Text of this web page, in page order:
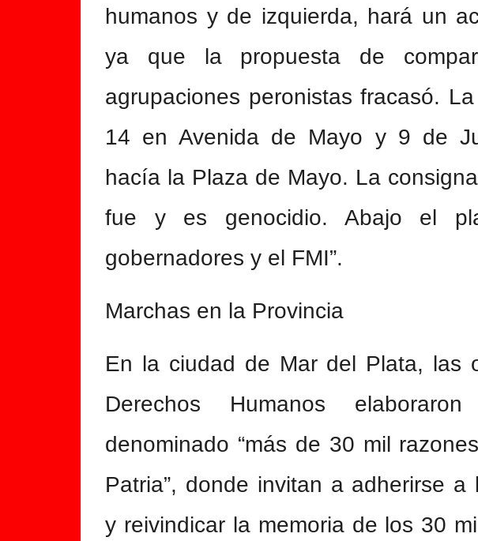
humanos y de izquierda, hará un
ya que la propuesta de
agrupaciones peronistas fracasó.
14 en Avenida de Mayo y 9 de
hacía la Plaza de Mayo. La
fue y es genocidio. Abajo el
gobernadores y el FMI”.
Marchas en la Provincia
En la ciudad de Mar del Plata, las
Derechos Humanos
denominado “más de 30 mil
Patria”, donde invitan a adherirse a
y reivindicar la memoria de los 30